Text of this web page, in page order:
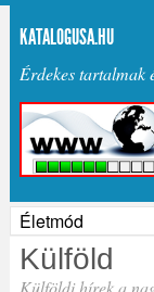
KATALOGUSA.HU
Érdekes tartalmak
Külföld